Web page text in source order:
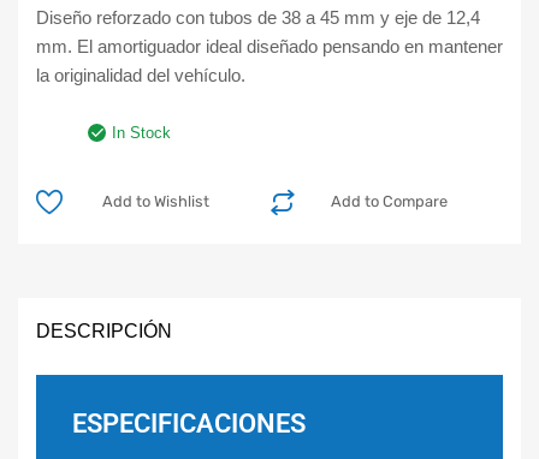
Diseño reforzado con tubos de 38 a 45 mm y eje de 12,4
mm. El amortiguador ideal diseñado pensando en mantener
la originalidad del vehículo.
In Stock
Add to Compare
Add to Wishlist
DESCRIPCIÓN
ESPECIFICACIONES